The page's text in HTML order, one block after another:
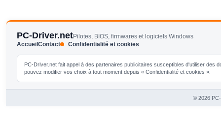
PC-Driver.netPilotes, BIOS, firmwares et logiciels Windows
AccueilContact Confidentialité et cookies
PC-Driver.net fait appel à des partenaires publicitaires susceptibles d'utiliser
pouvez modifier vos choix à tout moment depuis « Confidentialité et cookies ».
© 2026